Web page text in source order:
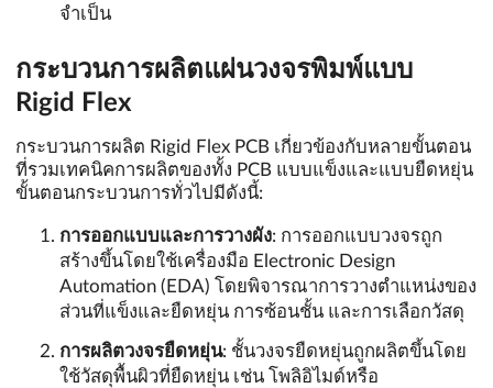
จำเป็น
กระบวนการผลิตแผ่นวงจรพิมพ์แบบ
Rigid Flex
กระบวนการผลิต Rigid Flex PCB เกี่ยวข้องกับหลายขั้นตอน
ที่รวมเทคนิคการผลิตของทั้ง PCB แบบแข็งและแบบยืดหยุ่น
ขั้นตอนกระบวนการทั่วไปมีดังนี้:
การออกแบบและการวางผัง: การออกแบบวงจรถูก
สร้างขึ้นโดยใช้เครื่องมือ Electronic Design
Automation (EDA) โดยพิจารณาการวางตำแหน่งของ
ส่วนที่แข็งและยืดหยุ่น การซ้อนชั้น และการเลือกวัสดุ
การผลิตวงจรยืดหยุ่น: ชั้นวงจรยืดหยุ่นถูกผลิตขึ้นโดย
ใช้วัสดุพื้นผิวที่ยืดหยุ่น เช่น โพลิอิไมด์หรือ